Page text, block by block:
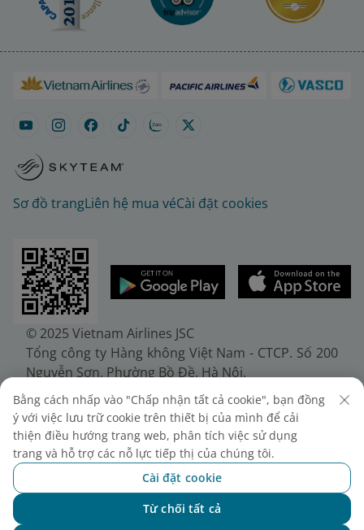
Sơ đồ trangLiên hệ mua véCài đặt cookies
© 2025 Vietnam Airlines JSC
Tổng công ty Hàng không Việt Nam - CTCP. Số 200
Nguyễn Sơn, Phường Bồ Đề, Hà Nội.
Điện thoại: (+84-24) 38272289. Fax: (+84-24)
38722375
Giấy chứng nhận đăng ký doanh nghiệp, mã số
doanh nghiệp 0100107518, đăng ký lần đầu ngày
30/6/2010, đăng ký thay đổi lần thứ 10 ngày
24/7/2025, cấp bởi Sở Tài chính Thành phố Hà Nội.
Bằng cách nhấp vào "Chấp nhận tất cả cookie", bạn đồng
ý với việc lưu trữ cookie trên thiết bị của mình để cải
thiện điều hướng trang web, phân tích việc sử dụng
trang và hỗ trợ các nỗ lực tiếp thị của chúng tôi.
Cài đặt cookie
Từ chối tất cả